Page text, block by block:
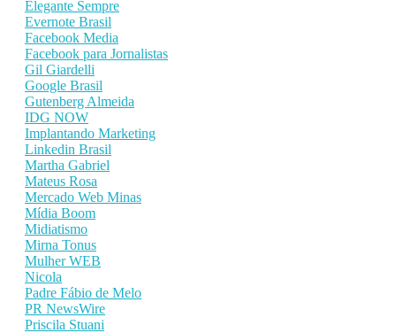
Elegante Sempre
Evernote Brasil
Facebook Media
Facebook para Jornalistas
Gil Giardelli
Google Brasil
Gutenberg Almeida
IDG NOW
Implantando Marketing
Linkedin Brasil
Martha Gabriel
Mateus Rosa
Mercado Web Minas
Mídia Boom
Midiatismo
Mirna Tonus
Mulher WEB
Nicola
Padre Fábio de Melo
PR NewsWire
Priscila Stuani